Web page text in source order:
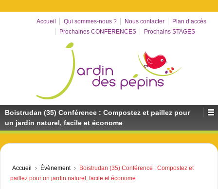
Accueil Qui sommes-nous ? Nous contacter
Plan d’accès
Prochaines CONFERENCES
Prochains STAGES
Boistrudan (35) Conférence : Compostez et paillez pour
un jardin naturel, facile et économe
Accueil › Évènement ›
Boistrudan (35) Conférence : Compostez et
paillez pour un jardin naturel, facile et économe